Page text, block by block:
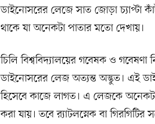
ডাইনোসরের লেজে সাত জোড়া চ্যাপ্টা
থাকে যা অনেকটা পাতার মতো দেখায়।
চিলি বিশ্ববিদ্যালয়ের গবেষক ও
ডাইনোসরের লেজ অত্যন্ত অদ্ভুত। এই
হিসেবে কাজে লাগত। এ লেজকে
করা যায়। তবে র‌্যাটলস্নেক বা